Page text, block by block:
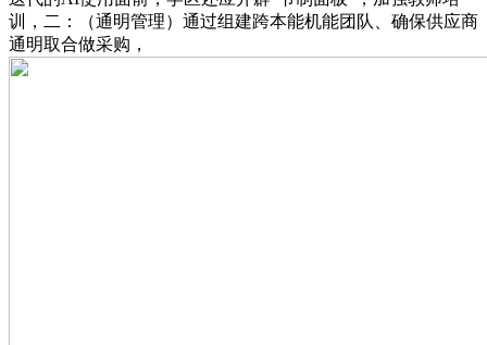
训，二：（通明管理）通过组建跨本能机能团队、确保供应商
通明取合做采购，